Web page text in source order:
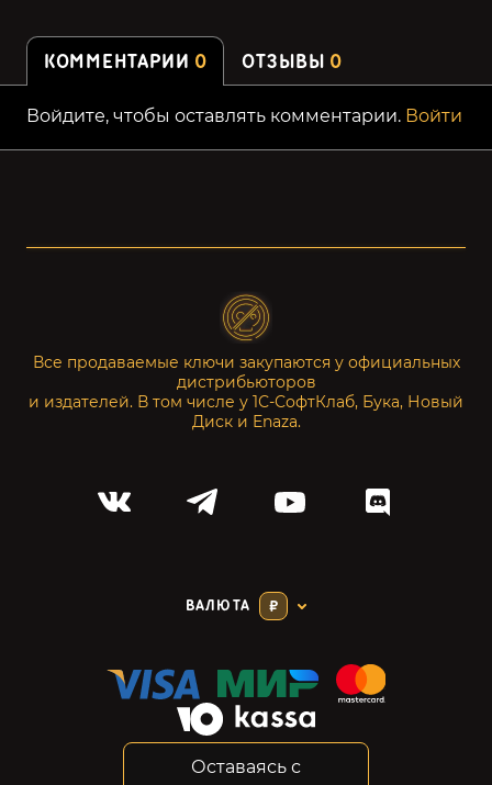
КОММЕНТАРИИ 0 ОТЗЫВЫ 0
Войдите, чтобы оставлять комментарии. Войти
Все продаваемые ключи закупаются у официальных
дистрибьюторов
и издателей. В том числе у 1С-СофтКлаб, Бука, Новый
Диск и Enaza.
ВАЛЮТА ₽
Оставаясь с